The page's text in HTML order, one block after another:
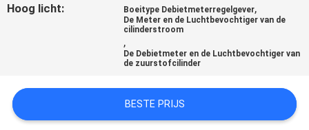
SITEMAP
POLICY
Hoog licht: Boeitype Debietmeterregelgever,
De Meter en de Luchtbevochtiger van de
cilinderstroom
,
De Debietmeter en de Luchtbevochtiger van
de zuurstofcilinder
BESTE PRIJS